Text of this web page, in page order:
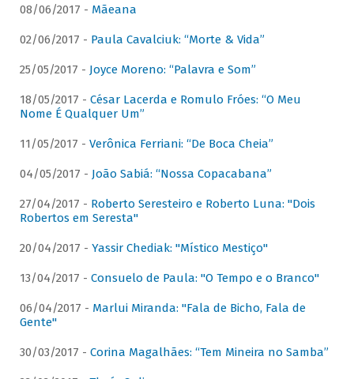
08/06/2017 - Mãeana
02/06/2017 - Paula Cavalciuk: “Morte & Vida”
25/05/2017 - Joyce Moreno: “Palavra e Som”
18/05/2017 - César Lacerda e Romulo Fróes: “O Meu
Nome É Qualquer Um”
11/05/2017 - Verônica Ferriani: “De Boca Cheia”
04/05/2017 - João Sabiá: “Nossa Copacabana”
27/04/2017 - Roberto Seresteiro e Roberto Luna: "Dois
Robertos em Seresta"
20/04/2017 - Yassir Chediak: "Místico Mestiço"
13/04/2017 - Consuelo de Paula: "O Tempo e o Branco"
06/04/2017 - Marlui Miranda: "Fala de Bicho, Fala de
Gente"
30/03/2017 - Corina Magalhães: “Tem Mineira no Samba”